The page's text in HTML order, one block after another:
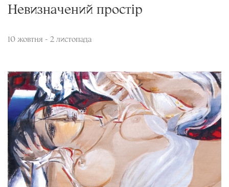
Невизначений простір
10 жовтня - 2 листопада